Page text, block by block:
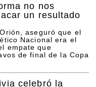
no nos
un resultado
aseguró que el
Nacional era el
empate que
de final de la Copa
celebró la